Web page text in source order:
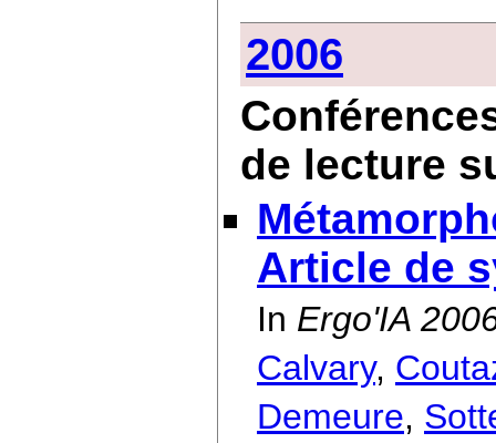
2006
de lecture
Article de
In Ergo'IA
Calvary,
Demeure,